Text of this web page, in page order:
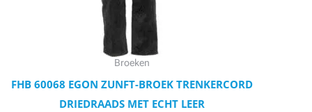
Broeken
FHB 60068 EGON ZUNFT-BROEK TRENKERCORD
DRIEDRAADS MET ECHT LEER
kan
gekozen
worden
op
de